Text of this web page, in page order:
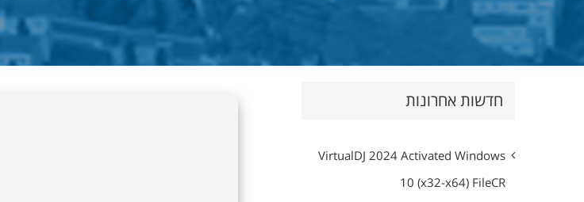
חדשות אחרונות
VirtualDJ 2024 Activated Windows
10 (x32-x64) FileCR